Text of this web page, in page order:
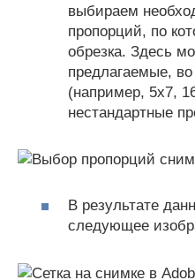
выбираем
пропорций, по
обрезка. Здесь
предлагаемые,
(например, 5х7,
нестандартные
В результате
следующее